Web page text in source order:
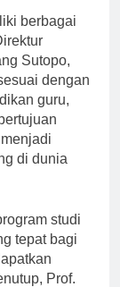
berbagai
Sutopo,
dengan
guru,
di dunia
studi
tepat bagi
Prof.